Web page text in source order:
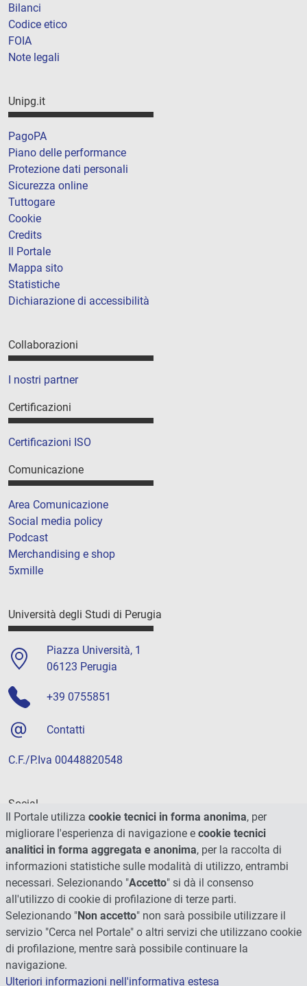
Bilanci
Codice etico
FOIA
Note legali
Unipg.it
PagoPA
Piano delle performance
Protezione dati personali
Sicurezza online
Tuttogare
Cookie
Credits
Il Portale
Mappa sito
Statistiche
Dichiarazione di accessibilità
Collaborazioni
I nostri partner
Certificazioni
Certificazioni ISO
Comunicazione
Area Comunicazione
Social media policy
Podcast
Merchandising e shop
5xmille
Università degli Studi di Perugia
Piazza Università, 1
06123 Perugia
+39 0755851
Contatti
C.F./P.Iva 00448820548
Social
Il Portale utilizza cookie tecnici in forma anonima, per
migliorare l'esperienza di navigazione e cookie tecnici
analitici in forma aggregata e anonima, per la raccolta di
informazioni statistiche sulle modalità di utilizzo, entrambi
necessari. Selezionando "Accetto" si dà il consenso
all'utilizzo di cookie di profilazione di terze parti.
Selezionando "Non accetto" non sarà possibile utilizzare il
servizio "Cerca nel Portale" o altri servizi che utilizzano cookie
di profilazione, mentre sarà possibile continuare la
navigazione.
Ulteriori informazioni nell'informativa estesa